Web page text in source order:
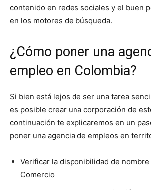
contenido en redes sociales y el buen
en los motores de búsqueda.
¿Cómo poner una
empleo en Colombia?
Si bien está lejos de ser una tarea
es posible crear una corporación de
continuación te explicaremos en un
poner una agencia de empleos en
Verificar la disponibilidad de nombre
Comercio